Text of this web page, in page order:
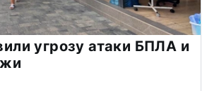
угрозу атаки БПЛА и